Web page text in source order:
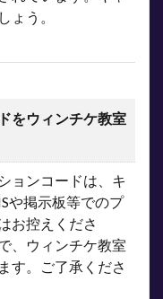
ょう。
をウィンチケ教室
ョンコードは、キ
や掲示板等でのプ
お控えくださ
、ウィンチケ教室
す。ご了承くださ